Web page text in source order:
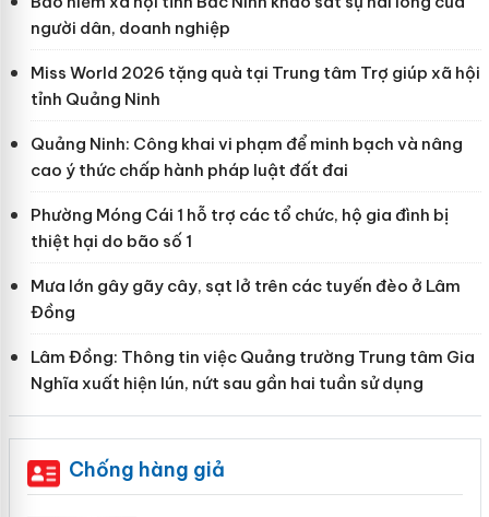
người dân, doanh nghiệp
Miss World 2026 tặng quà tại Trung tâm Trợ giúp xã hội
tỉnh Quảng Ninh
Quảng Ninh: Công khai vi phạm để minh bạch và nâng
cao ý thức chấp hành pháp luật đất đai
Phường Móng Cái 1 hỗ trợ các tổ chức, hộ gia đình bị
thiệt hại do bão số 1
Mưa lớn gây gãy cây, sạt lở trên các tuyến đèo ở Lâm
Đồng
Lâm Đồng: Thông tin việc Quảng trường Trung tâm Gia
Nghĩa xuất hiện lún, nứt sau gần hai tuần sử dụng
Chống hàng giả